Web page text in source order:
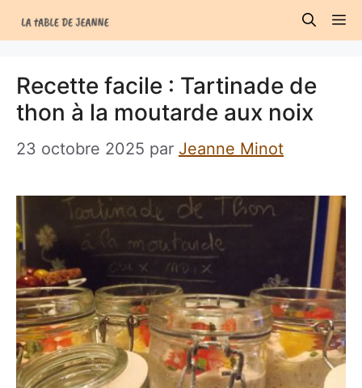
au
Recette facile : Tartinade de
thon à la moutarde aux noix
23 octobre 2025 par Jeanne Minot